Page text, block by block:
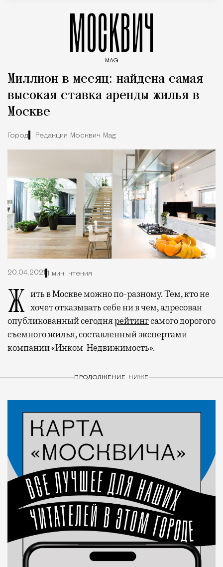
МОСКВИЧ
MAG
Миллион в месяц: найдена самая
высокая ставка аренды жилья в
Москве
Город Редакция Москвич Mag
20.04.2021 1 мин. чтения
Жить в Москве можно по-разному. Тем, кто не хочет отказывать себе ни в чем, адресован
опубликованный сегоднярейтингсамого дорогого
съемного жилья, составленный экспертами
компании «Инком-Недвижимость».
ПРОДОЛЖЕНИЕ НИЖЕ